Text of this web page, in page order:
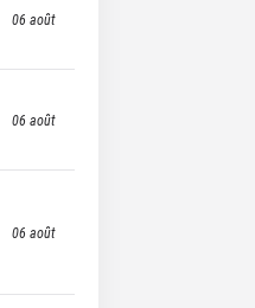
06 août
06 août
06 août